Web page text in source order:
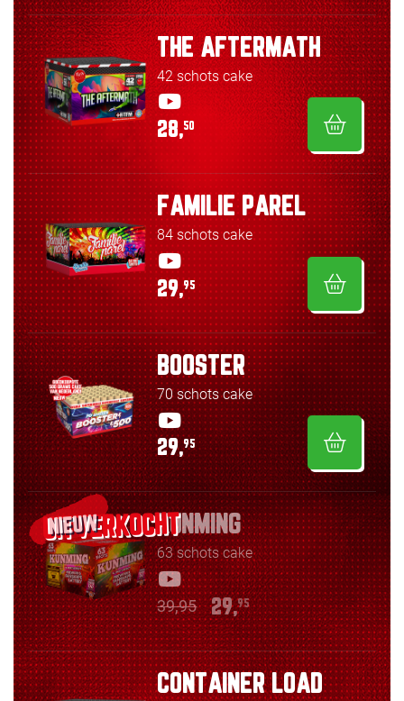
THE AFTERMATH
42 schots cake
28,50
FAMILIE PAREL
84 schots cake
29,95
BOOSTER
70 schots cake
29,95
NIEUW KUNMING
63 schots cake
39,95 29,95
CONTAINER LOAD